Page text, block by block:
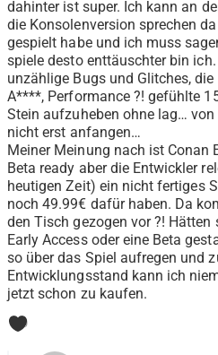
dahinter ist super. Ich kann an
die Konsolenversion sprechen
gespielt habe und ich muss
spiele desto enttäuschter bin
unzählige Bugs und Glitches,
A****, Performance ?! gefühlte
Stein aufzuheben ohne lag…
nicht erst anfangen…
Meiner Meinung nach ist Conan
Beta ready aber die Entwickler
heutigen Zeit) ein nicht fertiges
noch 49.99€ dafür haben. Da
den Tisch gezogen vor ?!
Early Access oder eine Beta
so über das Spiel aufregen und
Entwicklungsstand kann ich
jetzt schon zu kaufen.
0